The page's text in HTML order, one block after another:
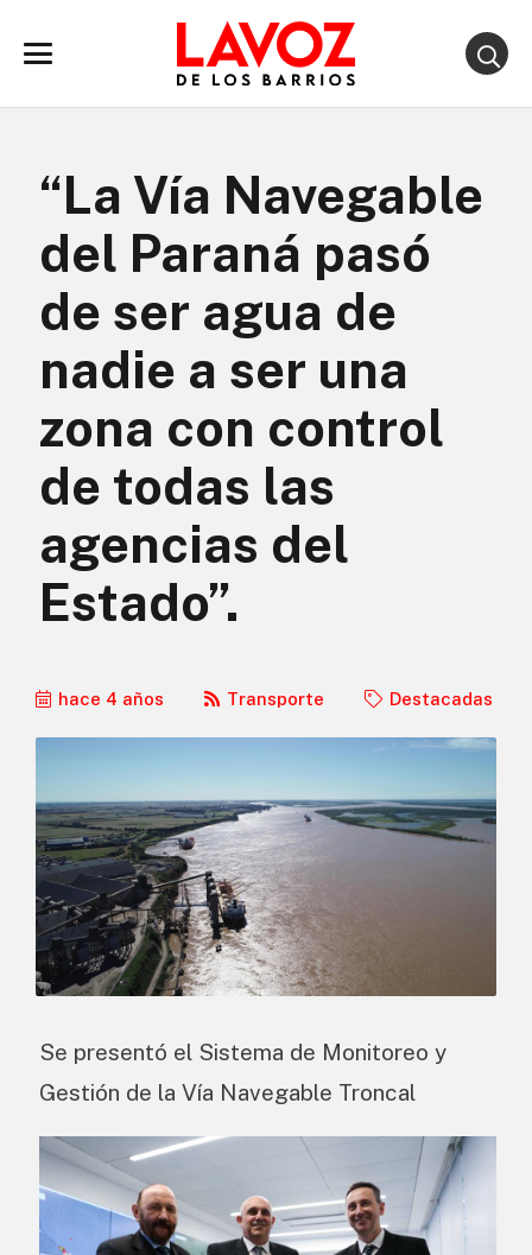
“La Vía Navegable
del Paraná pasó
de ser agua de
nadie a ser una
zona con control
de todas las
agencias del
Estado”.
hace 4 años Transporte Destacadas
Se presentó el Sistema de Monitoreo y
Gestión de la Vía Navegable Troncal